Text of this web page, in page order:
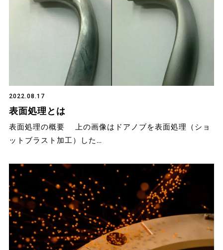
2022.08.17
表面処理とは
表面処理の概要 上の画像はドアノブを表面処理（ショ
ットブラスト加工）した…